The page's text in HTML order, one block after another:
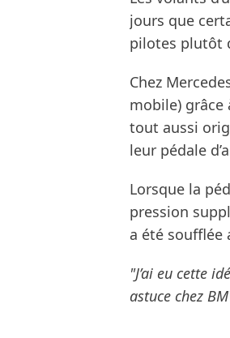
jours que
pilotes plutôt
Chez
mobile) grâce
tout aussi
leur pédale
Lorsque la
pression
a été soufflée
"J’ai eu cette
astuce chez